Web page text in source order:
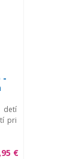
-
detí
pri
€